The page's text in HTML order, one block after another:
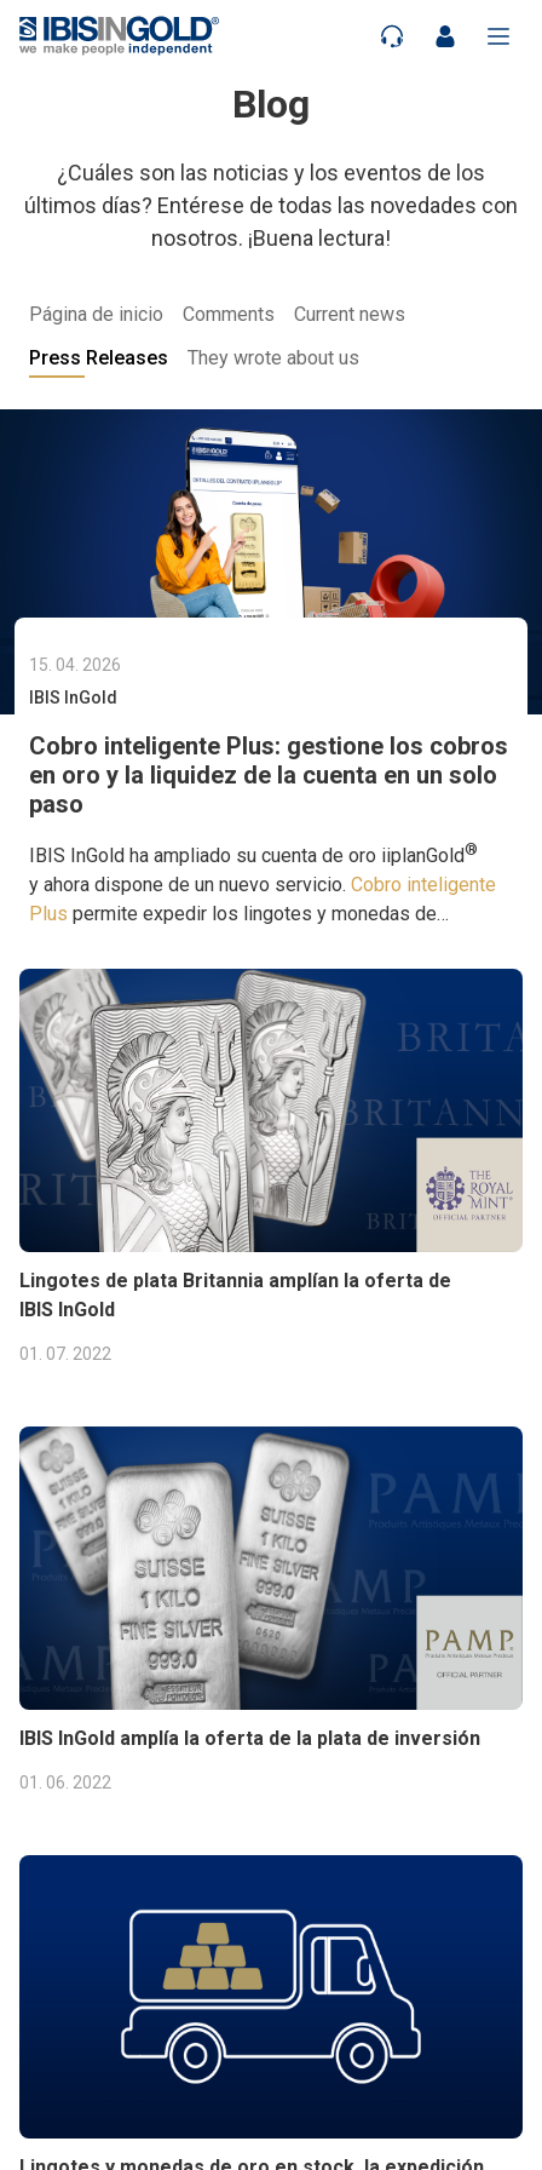
Blog
¿Cuáles son las noticias y los eventos de los
últimos días? Entérese de todas las novedades con
nosotros. ¡Buena lectura!
Página de inicio Comments
Current news
Press Releases
They wrote about us
15. 04. 2026
IBIS InGold
Cobro inteligente Plus: gestione los cobros
en oro y la liquidez de la cuenta en un solo
paso
IBIS InGold ha ampliado su cuenta de oro iiplanGold®
y ahora dispone de un nuevo servicio. Cobro inteligente
Plus permite expedir los lingotes y monedas de
tiempo que mantiene un saldo mínimo en su cuenta de
oro. De este modo, se consolida el papel de iiplanGold
como una de las herramientas más completas del
mercado para invertir en oro.
Lingotes de plata Britannia amplían la oferta de
IBIS InGold
01. 07. 2022
IBIS InGold amplía la oferta de la plata de inversión
01. 06. 2022